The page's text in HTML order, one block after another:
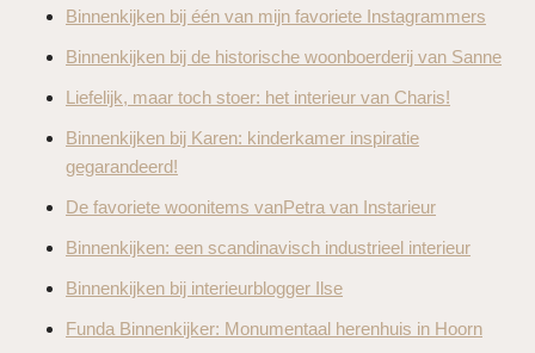
Binnenkijken bij één van mijn favoriete Instagrammers
Binnenkijken bij de historische woonboerderij van Sanne
Liefelijk, maar toch stoer: het interieur van Charis!
Binnenkijken bij Karen: kinderkamer inspiratie
gegarandeerd!
De favoriete woonitems vanPetra van Instarieur
Binnenkijken: een scandinavisch industrieel interieur
Binnenkijken bij interieurblogger Ilse
Funda Binnenkijker: Monumentaal herenhuis in Hoorn